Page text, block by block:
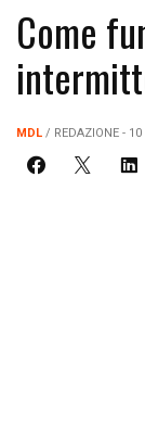
Come
MDL / REDAZIONE -